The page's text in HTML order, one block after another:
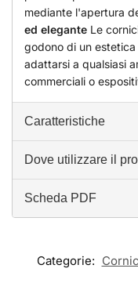
mediante l'apertura
ed elegante Le
godono di un
adattarsi a qualsiasi
commerciali o
Caratteristiche
Dove utilizzare il
Scheda PDF
Categorie: